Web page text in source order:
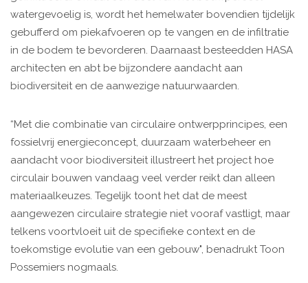
watergevoelig is, wordt het hemelwater bovendien tijdelijk
gebufferd om piekafvoeren op te vangen en de infiltratie
in de bodem te bevorderen. Daarnaast besteedden HASA
architecten en abt be bijzondere aandacht aan
biodiversiteit en de aanwezige natuurwaarden.
“Met die combinatie van circulaire ontwerpprincipes, een
fossielvrij energieconcept, duurzaam waterbeheer en
aandacht voor biodiversiteit illustreert het project hoe
circulair bouwen vandaag veel verder reikt dan alleen
materiaalkeuzes. Tegelijk toont het dat de meest
aangewezen circulaire strategie niet vooraf vastligt, maar
telkens voortvloeit uit de specifieke context en de
toekomstige evolutie van een gebouw", benadrukt Toon
Possemiers nogmaals.